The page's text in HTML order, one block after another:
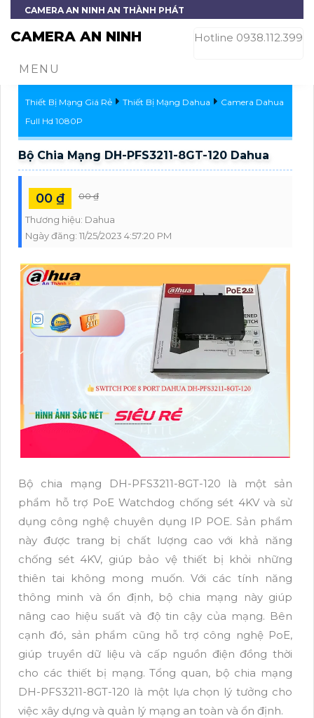
CAMERA AN NINH AN THÀNH PHÁT
CAMERA AN NINH Hotline 0938.112.399
MENU
Thiết Bị Mạng Giá Rẻ Thiết Bị Mạng Dahua
Camera Dahua
Full Hd 1080P
Bộ Chia Mạng DH-PFS3211-8GT-120 Dahua
00 ₫ 00 ₫
Thương hiệu: Dahua
Ngày đăng: 11/25/2023 4:57:20 PM
Bộ chia mạng DH-PFS3211-8GT-120 là một sản
phẩm hỗ trợ PoE Watchdog chống sét 4KV và sử
dụng công nghệ chuyên dụng IP POE. Sản phẩm
này được trang bị chất lượng cao với khả năng
chống sét 4KV, giúp bảo vệ thiết bị khỏi những
thiên tai không mong muốn. Với các tính năng
thông minh và ổn định, bộ chia mạng này giúp
nâng cao hiệu suất và độ tin cậy của mạng. Bên
cạnh đó, sản phẩm cũng hỗ trợ công nghệ PoE,
giúp truyền dữ liệu và cấp nguồn điện đồng thời
cho các thiết bị mạng. Tổng quan, bộ chia mạng
DH-PFS3211-8GT-120 là một lựa chọn lý tưởng cho
việc xây dựng và quản lý mạng an toàn và ổn định.